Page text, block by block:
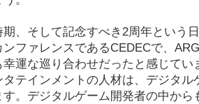
期、そして記念すべき2周年という
ンファレンスであるCEDECで、
幸運な巡り合わせだったと感じて
タテインメントの人材は、デジタ
す。デジタルゲーム開発者の中か